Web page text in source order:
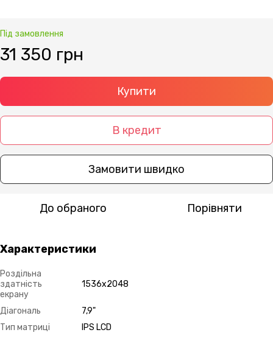
Під замовлення
31 350 грн
Купити
В кредит
Замовити швидко
До обраного Порівняти
Характеристики
Роздільна
здатність
екрану
1536х2048
Діагональ
7,9"
Тип матриці
IPS LCD